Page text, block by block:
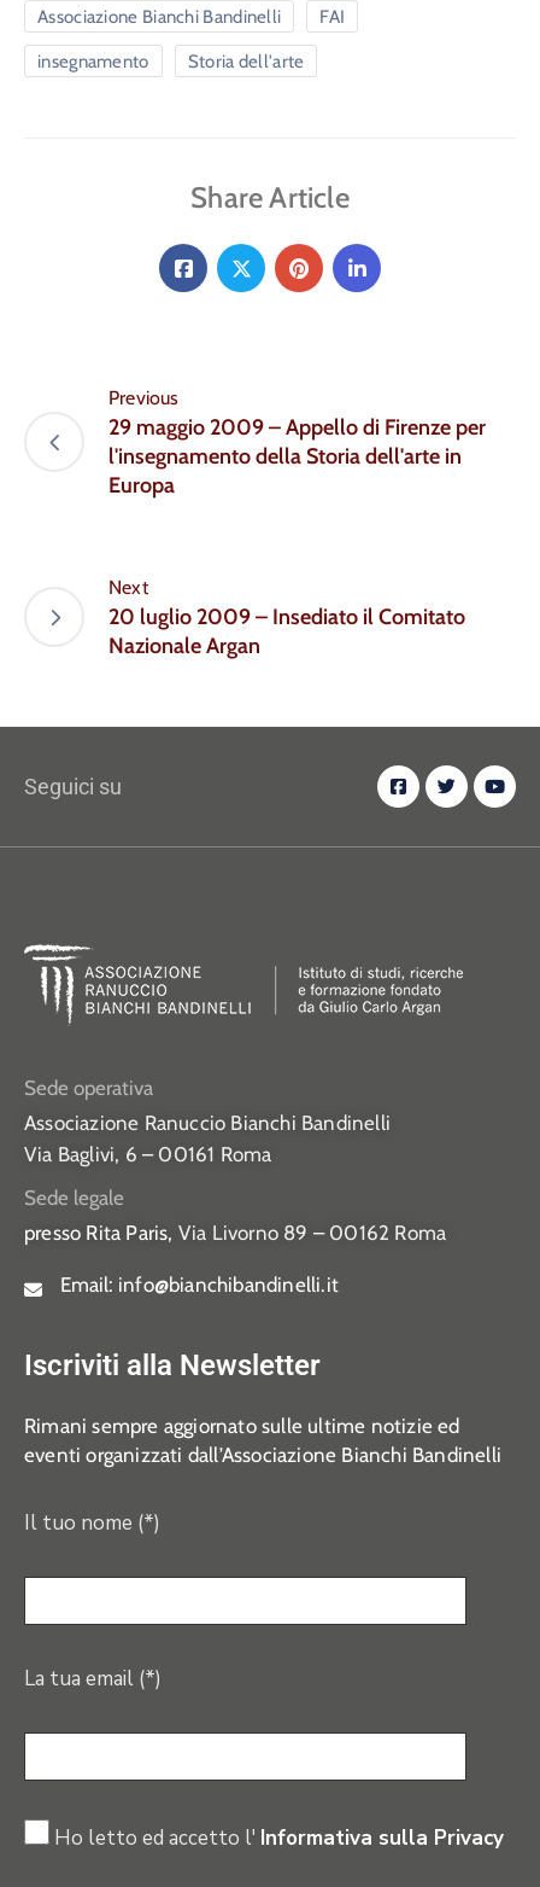
Associazione Bianchi Bandinelli FAI
insegnamento Storia dell'arte
Share Article
Previous
29 maggio 2009 – Appello di Firenze per
l'insegnamento della Storia dell'arte in
Europa
Next
20 luglio 2009 – Insediato il Comitato
Nazionale Argan
Seguici su
Sede operativa
Associazione Ranuccio Bianchi Bandinelli
Via Baglivi, 6 – 00161 Roma
Sede legale
presso Rita Paris, Via Livorno 89 – 00162 Roma
Email: info@bianchibandinelli.it
Iscriviti alla Newsletter
Rimani sempre aggiornato sulle ultime notizie ed
eventi organizzati dall’Associazione Bianchi Bandinelli
Il tuo nome (*)
La tua email (*)
Ho letto ed accetto l' Informativa sulla Privacy